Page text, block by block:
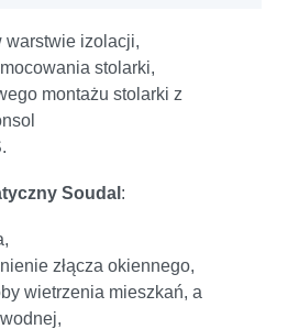
warstwie izolacji,
stolarki,
montażu stolarki z
Soudal :
złącza okiennego,
wietrzenia mieszkań, a